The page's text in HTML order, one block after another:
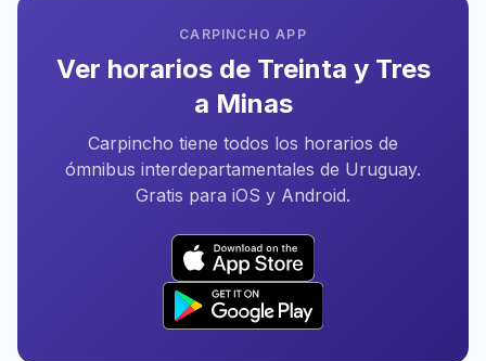
CARPINCHO APP
Ver horarios de Treinta y Tres
a Minas
Carpincho tiene todos los horarios de
ómnibus interdepartamentales de Uruguay.
Gratis para iOS y Android.